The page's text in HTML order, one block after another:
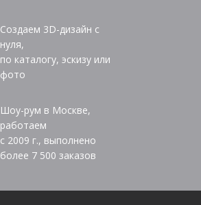
Создаем 3D-дизайн с
нуля,
по каталогу, эскизу или
фото
Шоу-рум в Москве,
работаем
с 2009 г., выполнено
более 7 500 заказов